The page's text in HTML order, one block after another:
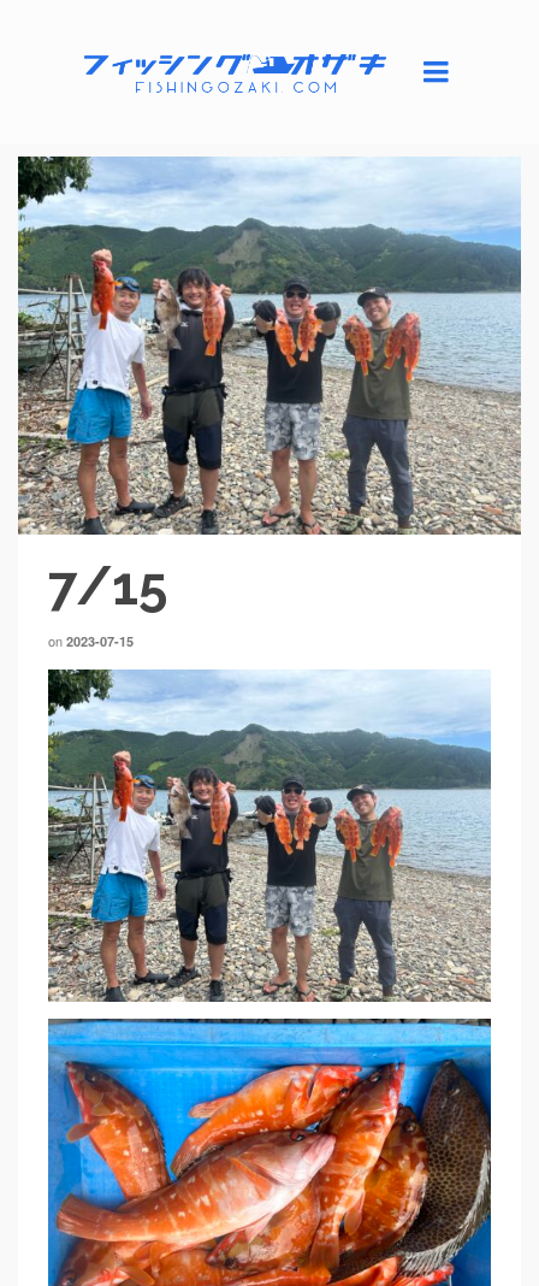
7/15
on 2023-07-15